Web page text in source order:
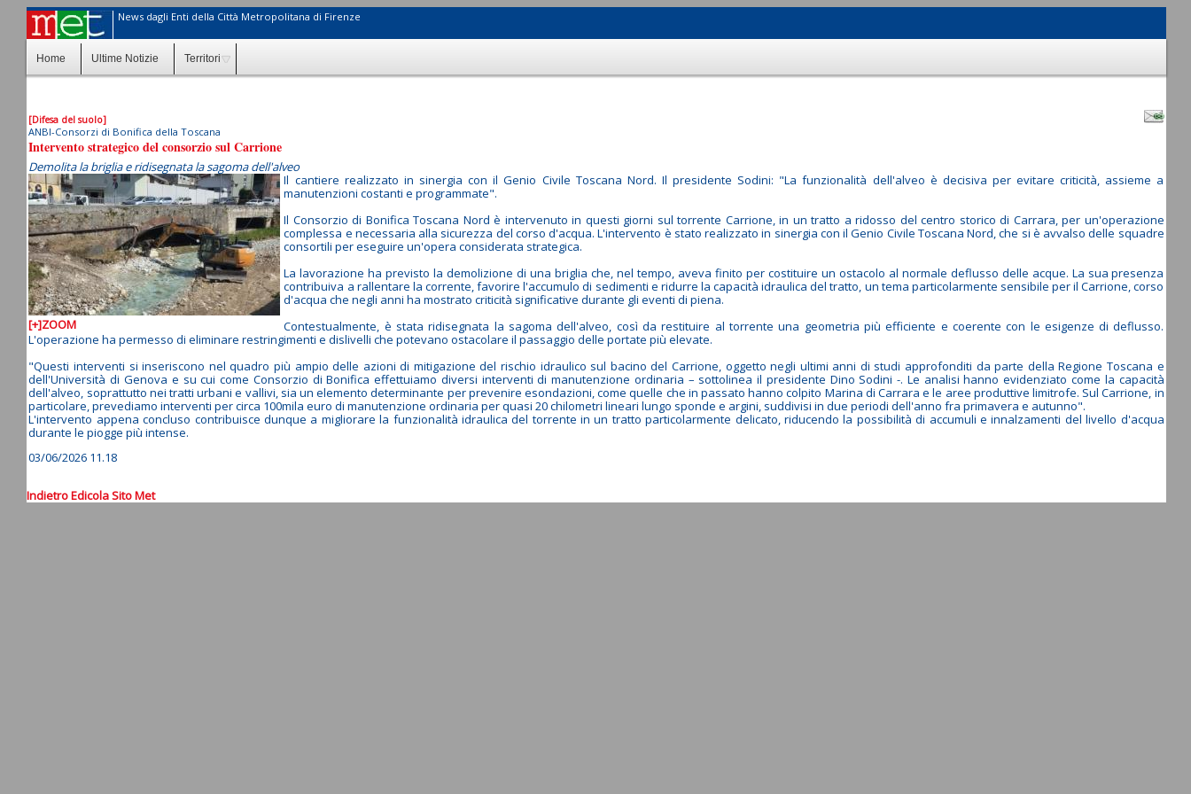
News dagli Enti della Città Metropolitana di Firenze
Home Ultime Notizie Territori
[Difesa del suolo]
ANBI-Consorzi di Bonifica della Toscana
Intervento strategico del consorzio sul Carrione
Demolita la briglia e ridisegnata la sagoma dell'alveo
[+]ZOOM
Il cantiere realizzato in sinergia con il Genio Civile Toscana Nord. Il presidente Sodini: "La funzionalità dell'alveo è decisiva per evitare criticità, assieme a
manutenzioni costanti e programmate".
Il Consorzio di Bonifica Toscana Nord è intervenuto in questi giorni sul torrente Carrione, in un tratto a ridosso del centro storico di Carrara, per un'operazione
complessa e necessaria alla sicurezza del corso d'acqua. L'intervento è stato realizzato in sinergia con il Genio Civile Toscana Nord, che si è avvalso delle squadre
consortili per eseguire un'opera considerata strategica.
La lavorazione ha previsto la demolizione di una briglia che, nel tempo, aveva finito per costituire un ostacolo al normale deflusso delle acque. La sua presenza
contribuiva a rallentare la corrente, favorire l'accumulo di sedimenti e ridurre la capacità idraulica del tratto, un tema particolarmente sensibile per il Carrione, corso
d'acqua che negli anni ha mostrato criticità significative durante gli eventi di piena.
Contestualmente, è stata ridisegnata la sagoma dell'alveo, così da restituire al torrente una geometria più efficiente e coerente con le esigenze di deflusso.
L'operazione ha permesso di eliminare restringimenti e dislivelli che potevano ostacolare il passaggio delle portate più elevate.
"Questi interventi si inseriscono nel quadro più ampio delle azioni di mitigazione del rischio idraulico sul bacino del Carrione, oggetto negli ultimi anni di studi approfonditi da parte della Regione Toscana e
dell'Università di Genova e su cui come Consorzio di Bonifica effettuiamo diversi interventi di manutenzione ordinaria – sottolinea il presidente Dino Sodini -. Le analisi hanno evidenziato come la capacità
dell'alveo, soprattutto nei tratti urbani e vallivi, sia un elemento determinante per prevenire esondazioni, come quelle che in passato hanno colpito Marina di Carrara e le aree produttive limitrofe. Sul Carrione, in
particolare, prevediamo interventi per circa 100mila euro di manutenzione ordinaria per quasi 20 chilometri lineari lungo sponde e argini, suddivisi in due periodi dell'anno fra primavera e autunno".
L'intervento appena concluso contribuisce dunque a migliorare la funzionalità idraulica del torrente in un tratto particolarmente delicato, riducendo la possibilità di accumuli e innalzamenti del livello d'acqua
durante le piogge più intense.
03/06/2026 11.18
IndietroEdicolaSito Met